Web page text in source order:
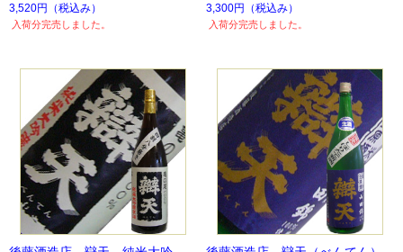
3,520円 （税込み）
入荷分完売しました。
3,300円 （税込み）
入荷分完売しました。